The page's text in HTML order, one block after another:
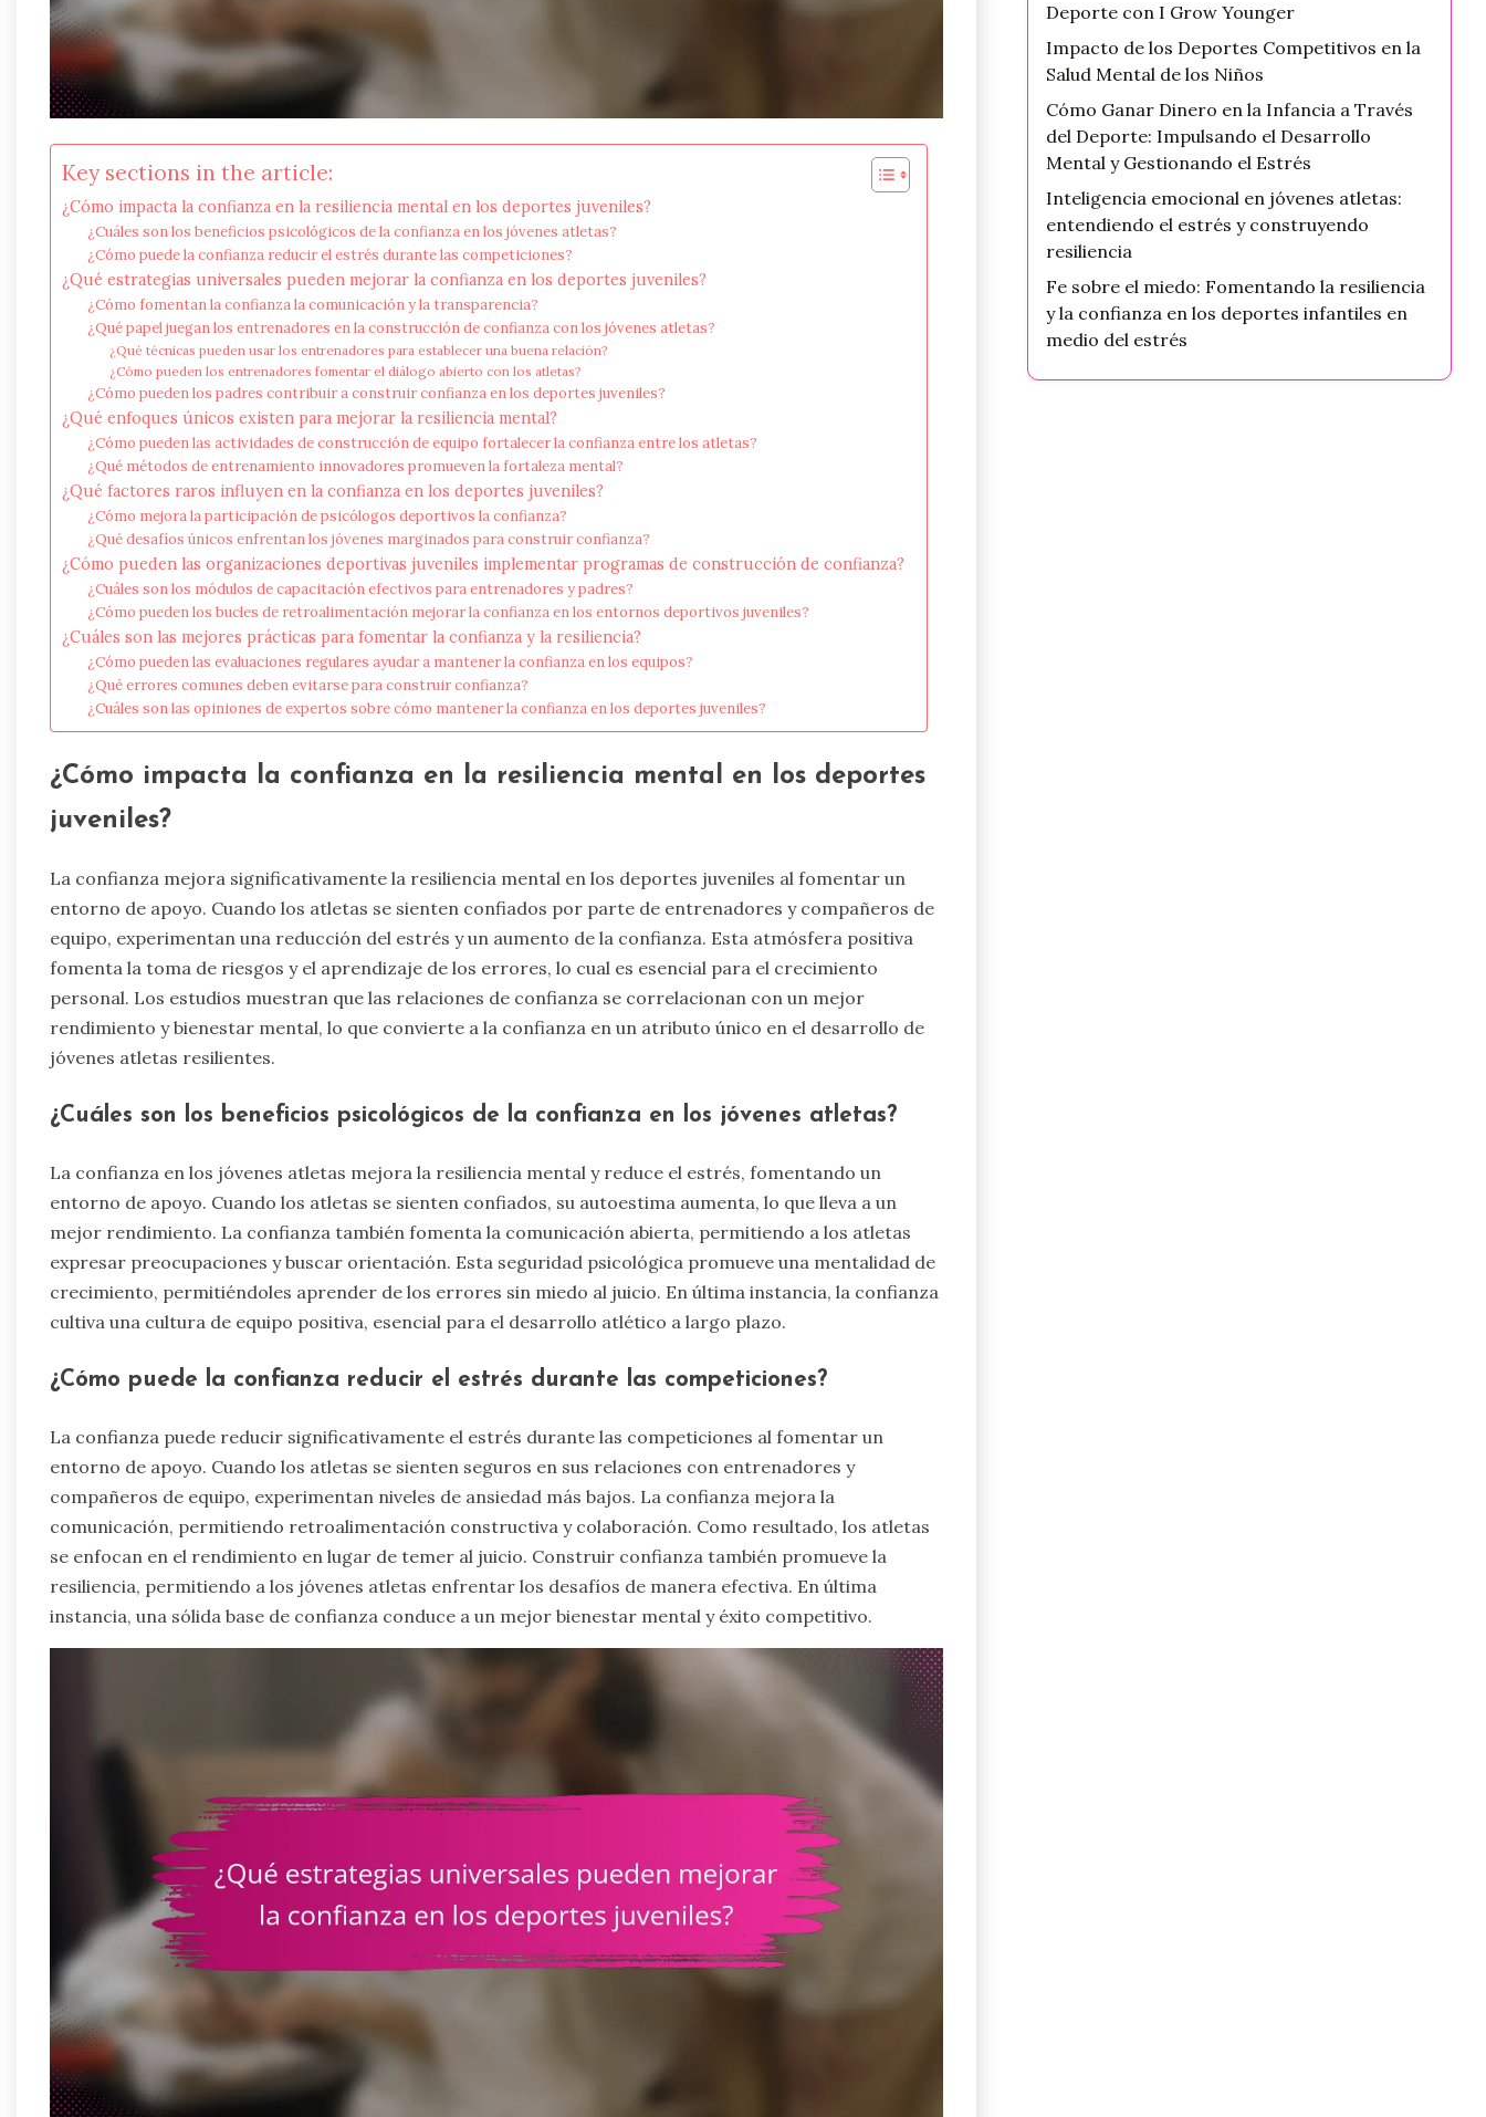
Key sections in the article:
¿Cómo impacta la confianza en la resiliencia mental en los deportes juveniles?
¿Cuáles son los beneficios psicológicos de la confianza en los jóvenes atletas?
¿Cómo puede la confianza reducir el estrés durante las competiciones?
¿Qué estrategias universales pueden mejorar la confianza en los deportes juveniles?
¿Cómo fomentan la confianza la comunicación y la transparencia?
¿Qué papel juegan los entrenadores en la construcción de confianza con los jóvenes atletas?
¿Qué técnicas pueden usar los entrenadores para establecer una buena relación?
¿Cómo pueden los entrenadores fomentar el diálogo abierto con los atletas?
¿Cómo pueden los padres contribuir a construir confianza en los deportes juveniles?
¿Qué enfoques únicos existen para mejorar la resiliencia mental?
¿Cómo pueden las actividades de construcción de equipo fortalecer la confianza entre los atletas?
¿Qué métodos de entrenamiento innovadores promueven la fortaleza mental?
¿Qué factores raros influyen en la confianza en los deportes juveniles?
¿Cómo mejora la participación de psicólogos deportivos la confianza?
¿Qué desafíos únicos enfrentan los jóvenes marginados para construir confianza?
¿Cómo pueden las organizaciones deportivas juveniles implementar programas de construcción de confianza?
¿Cuáles son los módulos de capacitación efectivos para entrenadores y padres?
¿Cómo pueden los bucles de retroalimentación mejorar la confianza en los entornos deportivos juveniles?
¿Cuáles son las mejores prácticas para fomentar la confianza y la resiliencia?
¿Cómo pueden las evaluaciones regulares ayudar a mantener la confianza en los equipos?
¿Qué errores comunes deben evitarse para construir confianza?
¿Cuáles son las opiniones de expertos sobre cómo mantener la confianza en los deportes juveniles?
¿Cómo impacta la confianza en la resiliencia mental en los deportes
juveniles?
La confianza mejora significativamente la resiliencia mental en los deportes juveniles al fomentar un
entorno de apoyo. Cuando los atletas se sienten confiados por parte de entrenadores y compañeros de
equipo, experimentan una reducción del estrés y un aumento de la confianza. Esta atmósfera positiva
fomenta la toma de riesgos y el aprendizaje de los errores, lo cual es esencial para el crecimiento
personal. Los estudios muestran que las relaciones de confianza se correlacionan con un mejor
rendimiento y bienestar mental, lo que convierte a la confianza en un atributo único en el desarrollo de
jóvenes atletas resilientes.
¿Cuáles son los beneficios psicológicos de la confianza en los jóvenes atletas?
La confianza en los jóvenes atletas mejora la resiliencia mental y reduce el estrés, fomentando un
entorno de apoyo. Cuando los atletas se sienten confiados, su autoestima aumenta, lo que lleva a un
mejor rendimiento. La confianza también fomenta la comunicación abierta, permitiendo a los atletas
expresar preocupaciones y buscar orientación. Esta seguridad psicológica promueve una mentalidad de
crecimiento, permitiéndoles aprender de los errores sin miedo al juicio. En última instancia, la confianza
cultiva una cultura de equipo positiva, esencial para el desarrollo atlético a largo plazo.
¿Cómo puede la confianza reducir el estrés durante las competiciones?
La confianza puede reducir significativamente el estrés durante las competiciones al fomentar un
entorno de apoyo. Cuando los atletas se sienten seguros en sus relaciones con entrenadores y
compañeros de equipo, experimentan niveles de ansiedad más bajos. La confianza mejora la
comunicación, permitiendo retroalimentación constructiva y colaboración. Como resultado, los atletas
se enfocan en el rendimiento en lugar de temer al juicio. Construir confianza también promueve la
resiliencia, permitiendo a los jóvenes atletas enfrentar los desafíos de manera efectiva. En última
instancia, una sólida base de confianza conduce a un mejor bienestar mental y éxito competitivo.
Deporte con I Grow Younger
Impacto de los Deportes Competitivos en la
Salud Mental de los Niños
Cómo Ganar Dinero en la Infancia a Través
del Deporte: Impulsando el Desarrollo
Mental y Gestionando el Estrés
Inteligencia emocional en jóvenes atletas:
entendiendo el estrés y construyendo
resiliencia
Fe sobre el miedo: Fomentando la resiliencia
y la confianza en los deportes infantiles en
medio del estrés